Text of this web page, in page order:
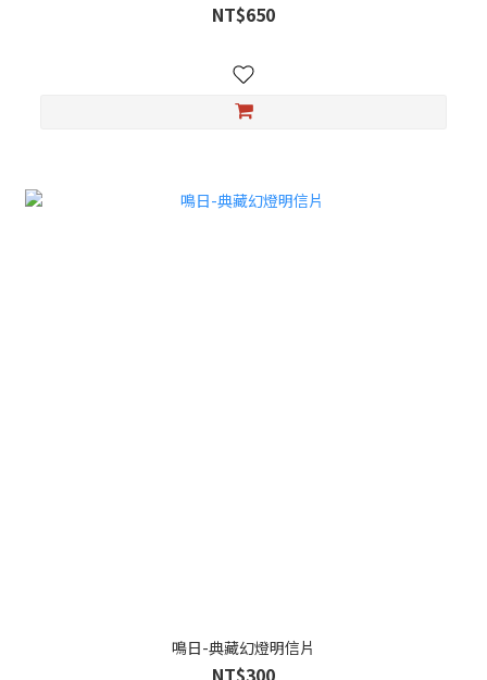
NT$650
鳴日-典藏幻燈明信片
NT$300